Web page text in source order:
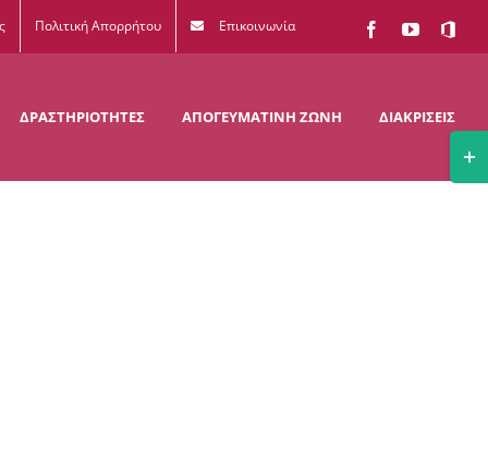
Πολιτική Απορρήτου Επικοινωνία FacebookYouTube
Office
ΔΡΑΣΤΗΡΙΟΤΗΤΕΣ ΑΠΟΓΕΥΜΑΤΙΝΗ ΖΩΝΗ ΔΙΑΚΡΙΣΕΙΣ